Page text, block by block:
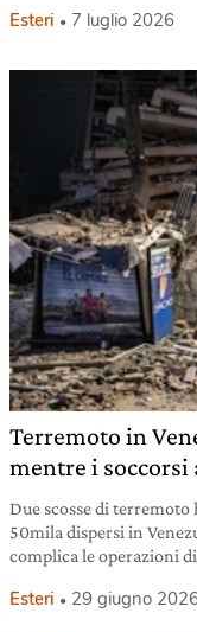
Esteri 7 luglio 2026
Terremoto in
mentre i soccorsi
Due scosse di
50mila dispersi in
complica le operazioni
Esteri 29 giugno